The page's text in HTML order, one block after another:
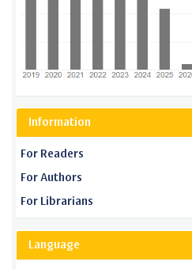
Information
For Readers
For Authors
For Librarians
Language